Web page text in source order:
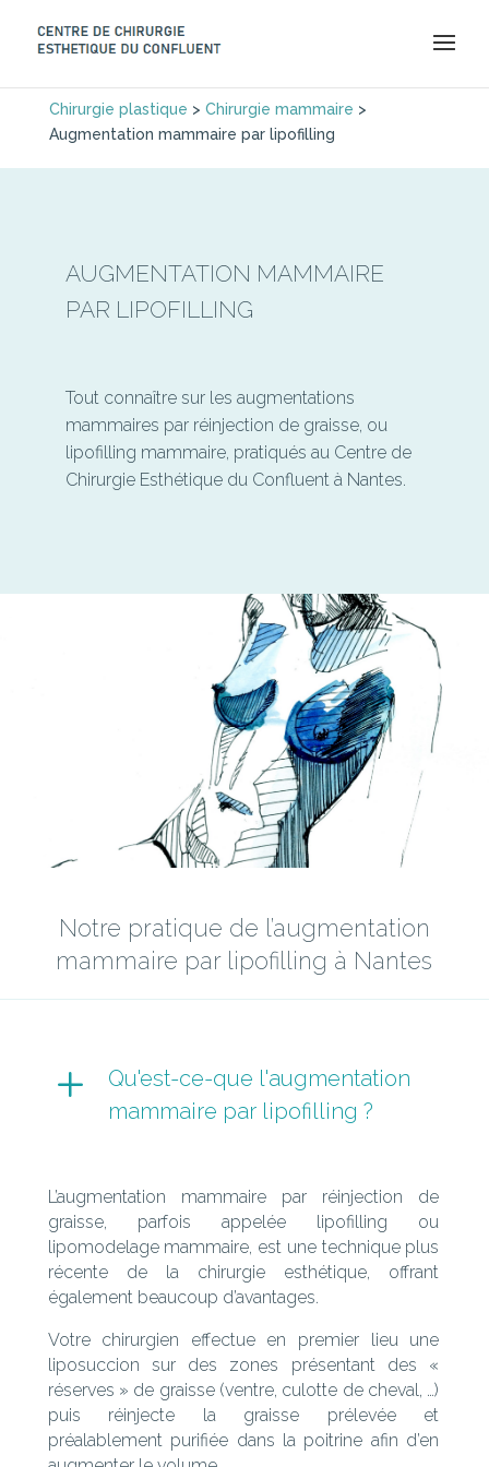
Chirurgie plastique > Chirurgie mammaire >
Augmentation mammaire par lipofilling
AUGMENTATION MAMMAIRE
PAR LIPOFILLING
Tout connaître sur les augmentations
mammaires par réinjection de graisse, ou
lipofilling mammaire, pratiqués au Centre de
Chirurgie Esthétique du Confluent à Nantes.
Notre pratique de l’augmentation
mammaire par lipofilling à Nantes
L
Qu'est-ce-que l'augmentation
mammaire par lipofilling ?
L’augmentation mammaire par réinjection de
graisse, parfois appelée lipofilling ou
lipomodelage mammaire, est une technique plus
récente de la chirurgie esthétique, offrant
également beaucoup d’avantages.
Votre chirurgien effectue en premier lieu une
liposuccion sur des zones présentant des «
réserves » de graisse (ventre, culotte de cheval, …)
puis réinjecte la graisse prélevée et
préalablement purifiée dans la poitrine afin d’en